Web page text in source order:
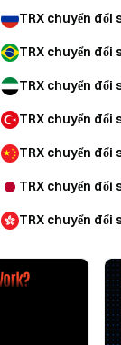
TRX chuyển đổi
TRX chuyển đổi
TRX chuyển đổi
TRX chuyển đổi
TRX chuyển đổi
TRX chuyển đổi
TRX chuyển đổi